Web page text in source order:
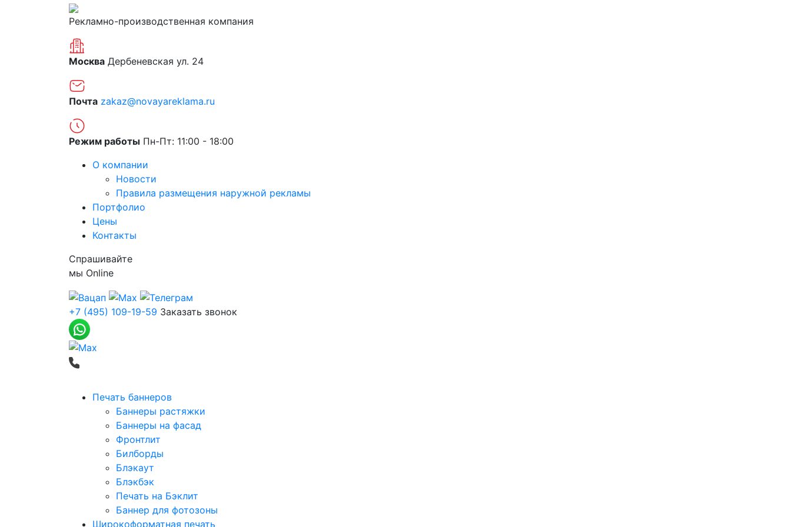
Рекламно-производственная компания
Москва Дербеневская ул. 24
Почта zakaz@novayareklama.ru
Режим работы Пн-Пт: 11:00 - 18:00
О компании
Новости
Правила размещения наружной рекламы
Портфолио
Цены
Контакты
Спрашивайте
мы Online
+7 (495) 109-19-59 Заказать звонок
Печать баннеров
Баннеры растяжки
Баннеры на фасад
Фронтлит
Билборды
Блэкаут
Блэкбэк
Печать на Бэклит
Баннер для фотозоны
Широкоформатная печать